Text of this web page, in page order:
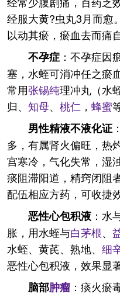
经服大黄?虫丸3月而愈
以动其瘀，瘀血去而痛
不孕症 ：不孕症因
塞，水蛭可消冲任之瘀
常用张锡纯理冲丸（水蛭
归、 知母、 桃仁 ， 蜂蜜
男性精液不液化证
多，有属肾火偏旺，热
宫寒冷，气化失常，湿
痰阻滞阳道，精窍闭阻
配伍相应方药，可收捷效
恶性心包积液 ：水
胀，用水蛭与白茅根、
水蛭、黄芪、熟地、 细
恶性心包积液，效果显著
脑部肿瘤 ：痰火瘀